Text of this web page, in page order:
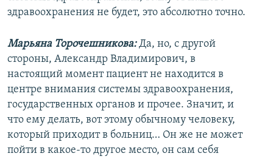
здравоохранения не будет, это абсолютно точно.
Марьяна Торочешникова:Да, но, с другой
стороны, Александр Владимирович, в
настоящий момент пациент не находится в
центре внимания системы здравоохранения,
государственных органов и прочее. Значит, и
что ему делать, вот этому обычному человеку,
который приходит в больниц… Он же не может
пойти в какое-то другое место, он сам себя